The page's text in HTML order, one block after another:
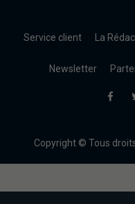
Service client La
Newsletter
Copyright © Tous